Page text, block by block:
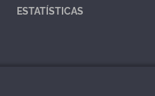
ESTATÍSTICAS